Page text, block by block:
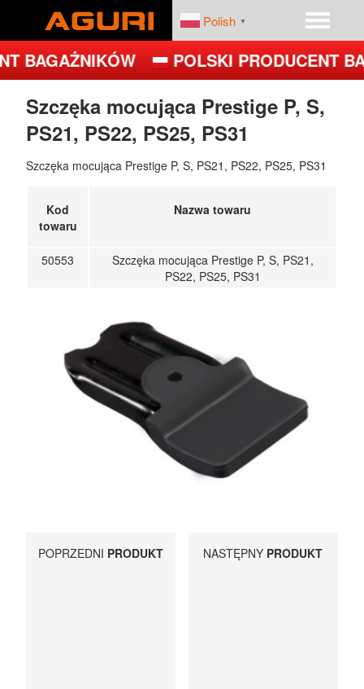
START
PRODUKTY
PLATFORMY ROWEROWE
BAGAŻNIKI BAZOWE
BOXY DACHOWE – BOXY NA DACH
UCHWYTY ROWEROWE NA DACH
UCHWYTY ROWEROWE NA TYLNĄ KLAPĘ
BOXY NA HAK I AKCESORIA
DEALERZY
FIRMA
Polish ▼
BAGAŻNIKÓW POLSKI PRODUCENT
Szczęka mocująca Prestige P, S,
PS21, PS22, PS25, PS31
Szczęka mocująca Prestige P, S, PS21, PS22, PS25, PS31
Kod
towaru
Nazwa towaru
50553
Szczęka mocująca Prestige P, S, PS21,
PS22, PS25, PS31
POPRZEDNI PRODUKT NASTĘPNY PRODUKT